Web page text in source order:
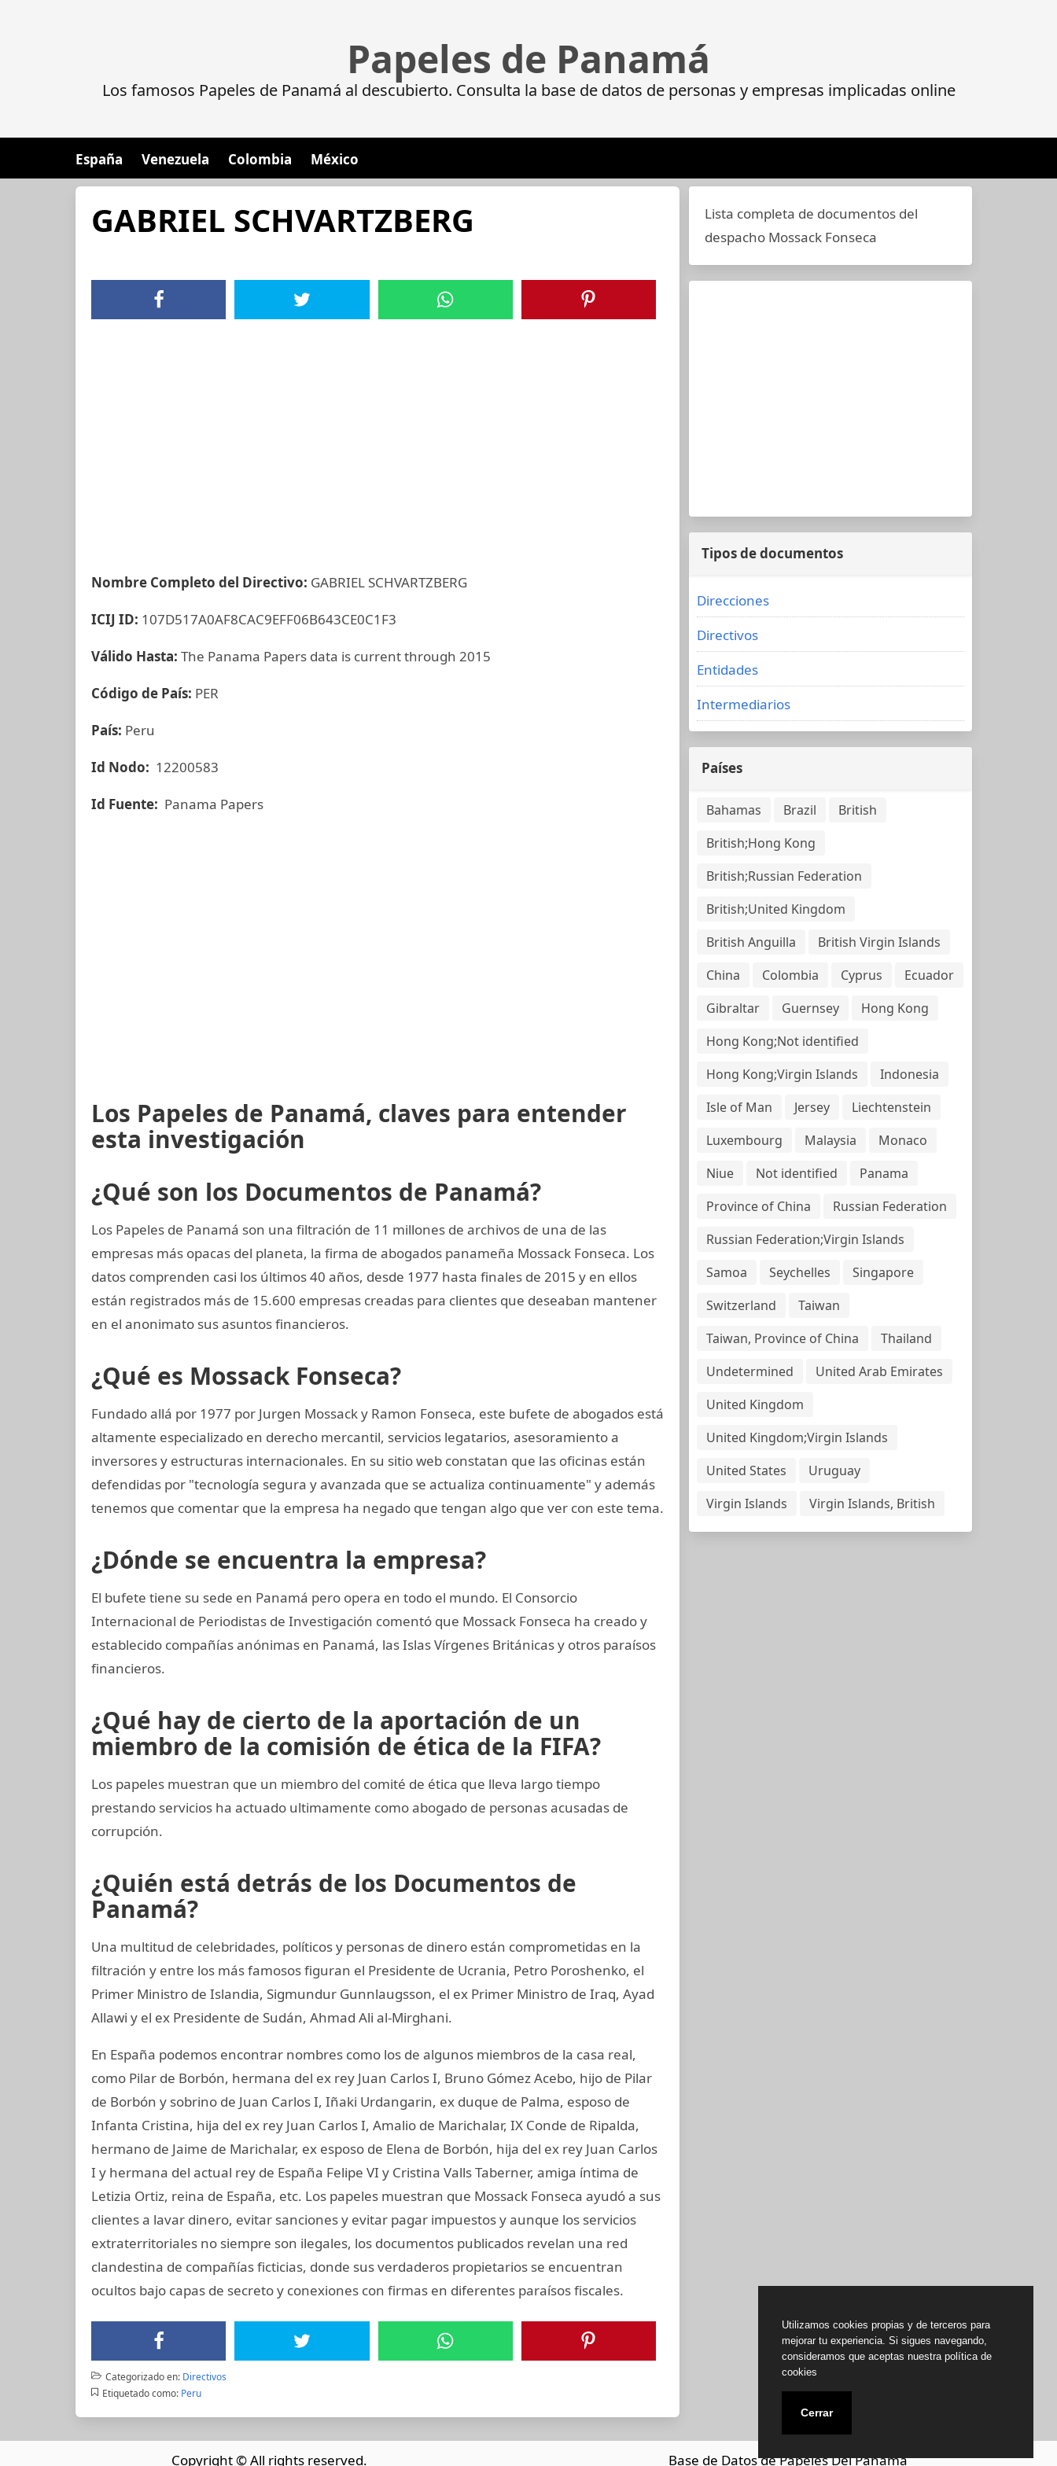
Papeles de Panamá
Los famosos Papeles de Panamá al descubierto. Consulta la base de datos de personas y empresas implicadas online
España Venezuela Colombia México
GABRIEL SCHVARTZBERG
Nombre Completo del Directivo: GABRIEL SCHVARTZBERG
ICIJ ID: 107D517A0AF8CAC9EFF06B643CE0C1F3
Válido Hasta: The Panama Papers data is current through 2015
Código de País: PER
País: Peru
Id Nodo: 12200583
Id Fuente: Panama Papers
Los Papeles de Panamá, claves para entender
esta investigación
¿Qué son los Documentos de Panamá?
Los Papeles de Panamá son una filtración de 11 millones de archivos de una de las
empresas más opacas del planeta, la firma de abogados panameña Mossack Fonseca. Los
datos comprenden casi los últimos 40 años, desde 1977 hasta finales de 2015 y en ellos
están registrados más de 15.600 empresas creadas para clientes que deseaban mantener
en el anonimato sus asuntos financieros.
¿Qué es Mossack Fonseca?
Fundado allá por 1977 por Jurgen Mossack y Ramon Fonseca, este bufete de abogados está
altamente especializado en derecho mercantil, servicios legatarios, asesoramiento a
inversores y estructuras internacionales. En su sitio web constatan que las oficinas están
defendidas por "tecnología segura y avanzada que se actualiza continuamente" y además
tenemos que comentar que la empresa ha negado que tengan algo que ver con este tema.
¿Dónde se encuentra la empresa?
El bufete tiene su sede en Panamá pero opera en todo el mundo. El Consorcio
Internacional de Periodistas de Investigación comentó que Mossack Fonseca ha creado y
establecido compañías anónimas en Panamá, las Islas Vírgenes Británicas y otros paraísos
financieros.
¿Qué hay de cierto de la aportación de un
miembro de la comisión de ética de la FIFA?
Los papeles muestran que un miembro del comité de ética que lleva largo tiempo
prestando servicios ha actuado ultimamente como abogado de personas acusadas de
corrupción.
¿Quién está detrás de los Documentos de
Panamá?
Una multitud de celebridades, políticos y personas de dinero están comprometidas en la
filtración y entre los más famosos figuran el Presidente de Ucrania, Petro Poroshenko, el
Primer Ministro de Islandia, Sigmundur Gunnlaugsson, el ex Primer Ministro de Iraq, Ayad
Allawi y el ex Presidente de Sudán, Ahmad Ali al-Mirghani.
En España podemos encontrar nombres como los de algunos miembros de la casa real,
como Pilar de Borbón, hermana del ex rey Juan Carlos I, Bruno Gómez Acebo, hijo de Pilar
de Borbón y sobrino de Juan Carlos I, Iñaki Urdangarin, ex duque de Palma, esposo de
Infanta Cristina, hija del ex rey Juan Carlos I, Amalio de Marichalar, IX Conde de Ripalda,
hermano de Jaime de Marichalar, ex esposo de Elena de Borbón, hija del ex rey Juan Carlos
I y hermana del actual rey de España Felipe VI y Cristina Valls Taberner, amiga íntima de
Letizia Ortiz, reina de España, etc. Los papeles muestran que Mossack Fonseca ayudó a sus
clientes a lavar dinero, evitar sanciones y evitar pagar impuestos y aunque los servicios
extraterritoriales no siempre son ilegales, los documentos publicados revelan una red
clandestina de compañías ficticias, donde sus verdaderos propietarios se encuentran
ocultos bajo capas de secreto y conexiones con firmas en diferentes paraísos fiscales.
Categorizado en: Directivos
Etiquetado como: Peru
Lista completa de documentos del
despacho Mossack Fonseca
Tipos de documentos
Direcciones
Directivos
Entidades
Intermediarios
Países
Bahamas Brazil
British
British;Hong Kong
British;Russian Federation
British;United Kingdom
British Anguilla
British Virgin Islands
China
Colombia Cyprus
Ecuador
Gibraltar
Guernsey
Hong Kong
Hong Kong;Not identified
Hong Kong;Virgin Islands
Indonesia
Isle of Man
Jersey
Liechtenstein
Luxembourg
Malaysia
Monaco
Niue
Not identified
Panama
Province of China
Russian Federation
Russian Federation;Virgin Islands
Samoa
Seychelles
Singapore
Switzerland
Taiwan
Taiwan, Province of China
Thailand
Undetermined
United Arab Emirates
United Kingdom
United Kingdom;Virgin Islands
United States
Uruguay
Virgin Islands
Virgin Islands, British
Copyright © All rights reserved. Base de Datos de Papeles Del Panamá
Utilizamos cookies propias y de terceros para
mejorar tu experiencia. Si sigues navegando,
consideramos que aceptas nuestra política de
cookies
Cerrar